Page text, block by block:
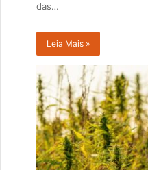
das…
Leia Mais »